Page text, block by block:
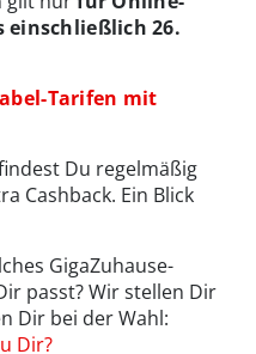
einschließlich 26.
Tarifen mit
Du regelmäßig
Cashback. Ein Blick
GigaZuhause-
passt? Wir stellen Dir
Dir bei der Wahl:
Dir?